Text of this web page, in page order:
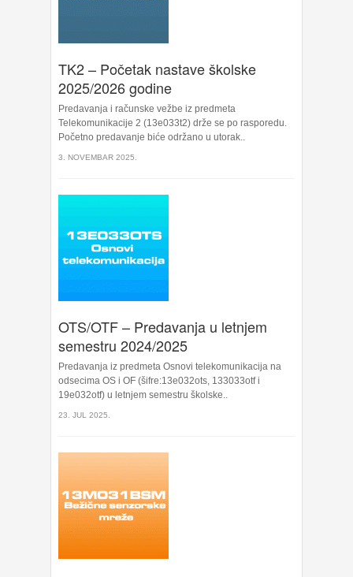
TK2 – Početak nastave školske
2025/2026 godine
Predavanja i računske vežbe iz predmeta
Telekomunikacije 2 (13e033t2) drže se po rasporedu.
Početno predavanje biće održano u utorak..
3. NOVEMBAR 2025.
OTS/OTF – Predavanja u letnjem
semestru 2024/2025
Predavanja iz predmeta Osnovi telekomunikacija na
odsecima OS i OF (šifre:13e032ots, 133033otf i
19e032otf) u letnjem semestru školske..
23. JUL 2025.